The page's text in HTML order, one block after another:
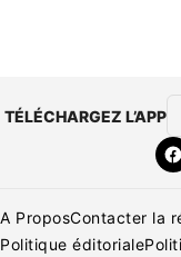
TÉLÉCHARGEZ L’APP
A ProposContacter la
Politique éditoriale